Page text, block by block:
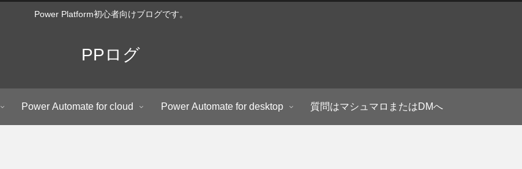
Power Platform初心者向けブログです。
PPログ
Power Automate for cloud Power Automate for desktop 質問はマシュマロまたはDMへ